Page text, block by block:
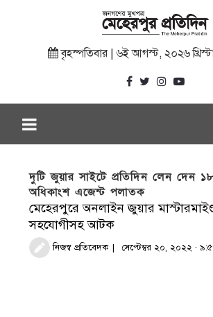
বৃহস্পতিবার | ৬ই আগস্ট, ২০২৬
দুটি জুয়ার সাইটে প্রতিদিন লেন দেন
অধিকাংশ এজেন্ট পলাতক
মেহেরপুরে অনলাইন জুয়ার
সহযোগীসহ আটক
নিজস্ব প্রতিবেদক সেপ্টেম্বর ২০, ২০২২ ·